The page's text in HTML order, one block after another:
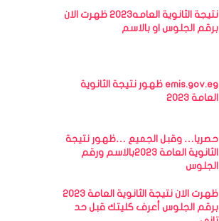
نتيجة الثانوية العامه2023 ظهرت الان
برقم الجلوس او بالاسم
emis.gov.eg ظهور نتيجة الثانوية
العامة 2023
حصريا… وقبل الجميع …ظهور نتيجة
الثانوية العامة 2023بالاسم ورقم
الجلوس
ظهرت الان نتيجة الثانوية العامة 2023
برقم الجلوس أعرف كليتك قبل حد